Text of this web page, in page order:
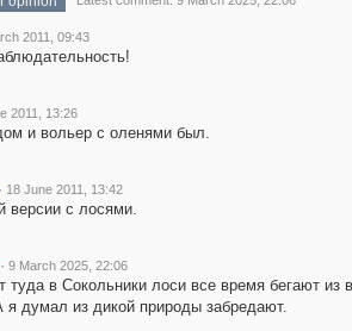
2011, 09:43
2011, 13:26
и вольер с оленями был.
· 18 June 2011, 13:42
версии с лосями.
· 9 March 2025, 22:06
туда в Сокольники лоси все время бегают из
я думал из дикой природы забредают.